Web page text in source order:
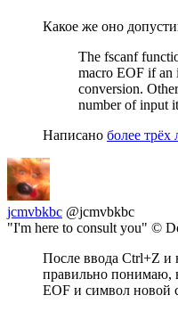
Какое же оно
The fscanf
macro EOF if an
conversion.
number of input
Написано более трёх
jcmvbkbc @jcmvbkbc
"I'm here to consult you" ©
После ввода Ctrl+Z и
правильно понимаю,
EOF и символ новой